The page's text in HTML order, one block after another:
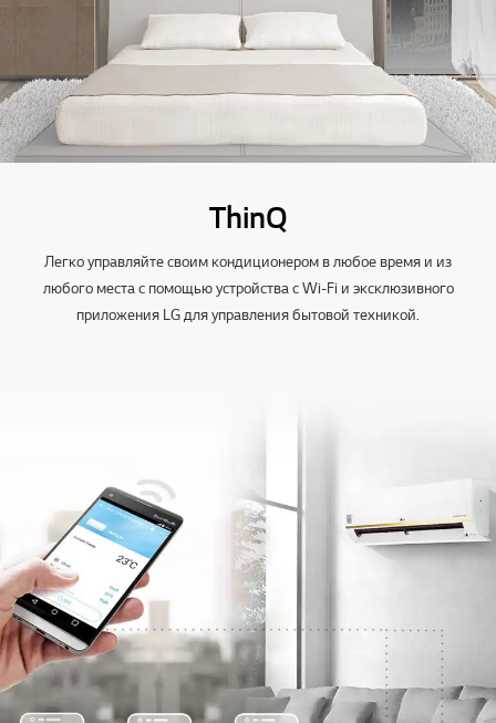
ThinQ​
Легко управляйте своим кондиционером в любое время и из
любого места с помощью устройства с Wi-Fi и эксклюзивного
приложения LG для управления бытовой техникой.